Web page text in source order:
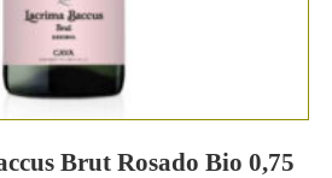
Brut Rosado Bio 0,75